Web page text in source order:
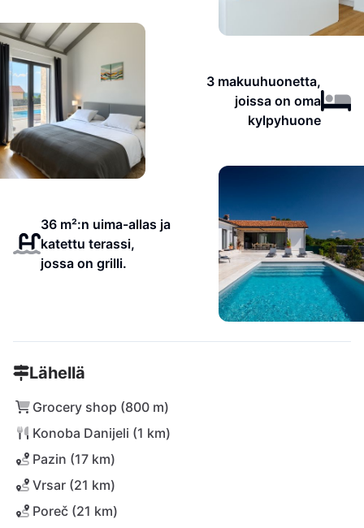
3 makuuhuonetta,
joissa on oma
kylpyhuone
36 m²:n uima-allas ja
katettu terassi,
jossa on grilli.
Lähellä
Grocery shop (800 m)
Konoba Danijeli (1 km)
Pazin (17 km)
Vrsar (21 km)
Poreč (21 km)